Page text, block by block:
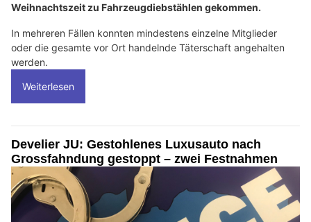
Weihnachtszeit zu Fahrzeugdiebstählen gekommen.
In mehreren Fällen konnten mindestens einzelne Mitglieder
oder die gesamte vor Ort handelnde Täterschaft angehalten
werden.
Weiterlesen
Develier JU: Gestohlenes Luxusauto nach
Grossfahndung gestoppt – zwei Festnahmen